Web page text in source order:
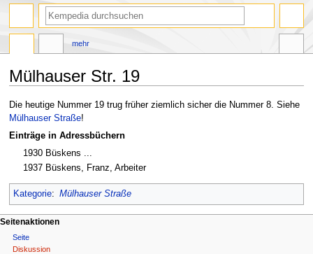
Mülhauser Str. 19
Zur
Navigation
springen
Zur
Suche
springen
Die heutige Nummer 19 trug früher ziemlich sicher die Nummer 8. Siehe
Mülhauser Straße!
Einträge in Adressbüchern
1930 Büskens ...
1937 Büskens, Franz, Arbeiter
Kategorie: Mülhauser Straße
N
Seitenaktionen
Seite
Diskussion
mehr
Suche